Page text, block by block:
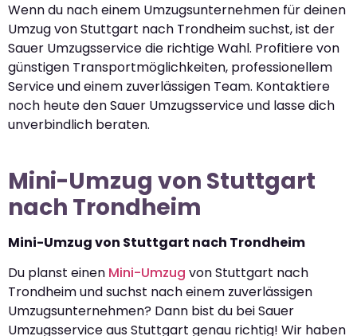
Wenn du nach einem Umzugsunternehmen für deinen
Umzug von Stuttgart nach Trondheim suchst, ist der
Sauer Umzugsservice die richtige Wahl. Profitiere von
günstigen Transportmöglichkeiten, professionellem
Service und einem zuverlässigen Team. Kontaktiere
noch heute den Sauer Umzugsservice und lasse dich
unverbindlich beraten.
Mini-Umzug von Stuttgart
nach Trondheim
Mini-Umzug von Stuttgart nach Trondheim
Du planst einen Mini-Umzug von Stuttgart nach
Trondheim und suchst nach einem zuverlässigen
Umzugsunternehmen? Dann bist du bei Sauer
Umzugsservice aus Stuttgart genau richtig! Wir haben